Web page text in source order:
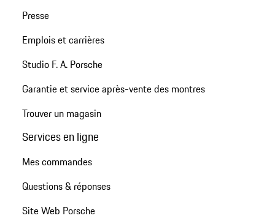
Presse
Emplois et carrières
Studio F. A. Porsche
Garantie et service après-vente des montres
Trouver un magasin
Services en ligne
Mes commandes
Questions & réponses
Site Web Porsche